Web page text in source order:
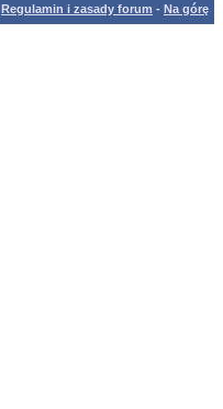
Regulamin i zasady forum - Na górę